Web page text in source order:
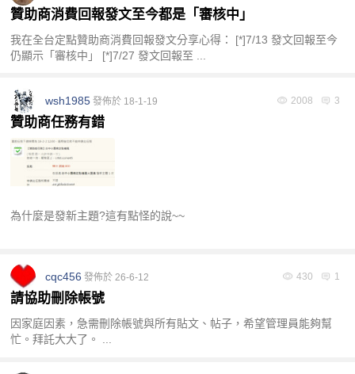
全
贊助商消費回報發文至今都是「審核中」
我在全台定點贊助商消費回報發文分享心得： [*]7/13 發文回報至今
仍顯示「審核中」 [*]7/27 發文回報至 ...
2008 3
wsh1985 發佈於 18-1-19
贊助商任務有錯
為什麼是發新主題?這有點怪的說~~
430 1
cqc456 發佈於 26-6-12
請協助刪除帳號
因家庭因素，急需刪除帳號與所有貼文、帖子，希望管理員能夠幫
忙。拜託大大了。 ...